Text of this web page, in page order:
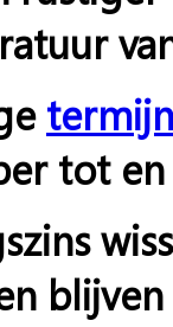
termijn
tot